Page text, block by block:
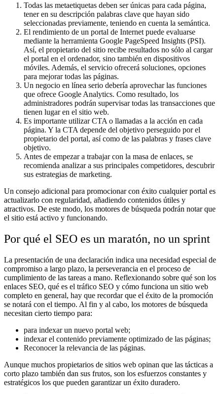
Todas las metaetiquetas deben ser únicas para cada página,
tener en su descripción palabras clave que hayan sido
seleccionadas previamente, teniendo en cuenta la semántica.
El rendimiento de un portal de Internet puede evaluarse
mediante la herramienta Google PageSpeed Insights (PSI).
Así, el propietario del sitio recibe resultados no sólo al cargar
el portal en el ordenador, sino también en dispositivos
móviles. Además, el servicio ofrecerá soluciones, opciones
para mejorar todas las páginas.
Un negocio en línea serio debería aprovechar las funciones
que ofrece Google Analytics. Como resultado, los
administradores podrán supervisar todas las transacciones que
tienen lugar en el sitio web.
Es importante utilizar CTA o llamadas a la acción en cada
página. Y la CTA depende del objetivo perseguido por el
propietario del portal, así como de las palabras y frases clave
objetivo.
Antes de empezar a trabajar con la masa de enlaces, se
recomienda analizar a sus principales competidores, descubrir
sus estrategias de marketing.
Un consejo adicional para promocionar con éxito cualquier portal es
actualizarlo con regularidad, añadiendo contenidos útiles y
atractivos. De este modo, los motores de búsqueda podrán notar que
el sitio está activo y funcionando.
Por qué el SEO es un maratón, no un sprint
La presentación de una declaración indica una necesidad especial de
compromiso a largo plazo, la perseverancia en el proceso de
cumplimiento de las tareas a mano. Reflexionando sobre qué son los
enlaces SEO, qué es el tráfico SEO y cómo funciona un sitio web
completo en general, hay que recordar que el éxito de la promoción
se notará con el tiempo. Al fin y al cabo, los motores de búsqueda
necesitan cierto tiempo para:
para indexar un nuevo portal web;
indexar el contenido previamente optimizado de las páginas;
Reconocer la relevancia de las páginas.
Aunque muchos propietarios de sitios web opinan que las tácticas a
corto plazo también dan sus frutos, son los esfuerzos constantes y
estratégicos los que pueden garantizar un éxito duradero.